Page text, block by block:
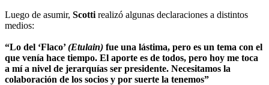
Luego de asumir, Scotti realizó algunas declaraciones a distintos
medios:
“Lo del ‘Flaco’(Etulain) fue una lástima, pero es un tema con el
que venía hace tiempo. El aporte es de todos, pero hoy me toca
a mí a nivel de jerarquías ser presidente. Necesitamos la
colaboración de los socios y por suerte la tenemos”